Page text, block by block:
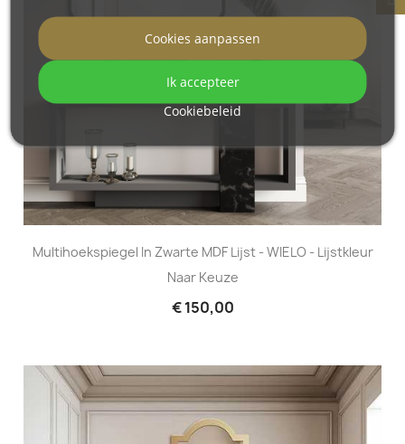
Multihoekspiegel In Zwarte MDF Lijst - WIELO - Lijstkleur
Naar Keuze
€ 150,00
Cookiebeleid
Cookies aanpassen
Ik accepteer